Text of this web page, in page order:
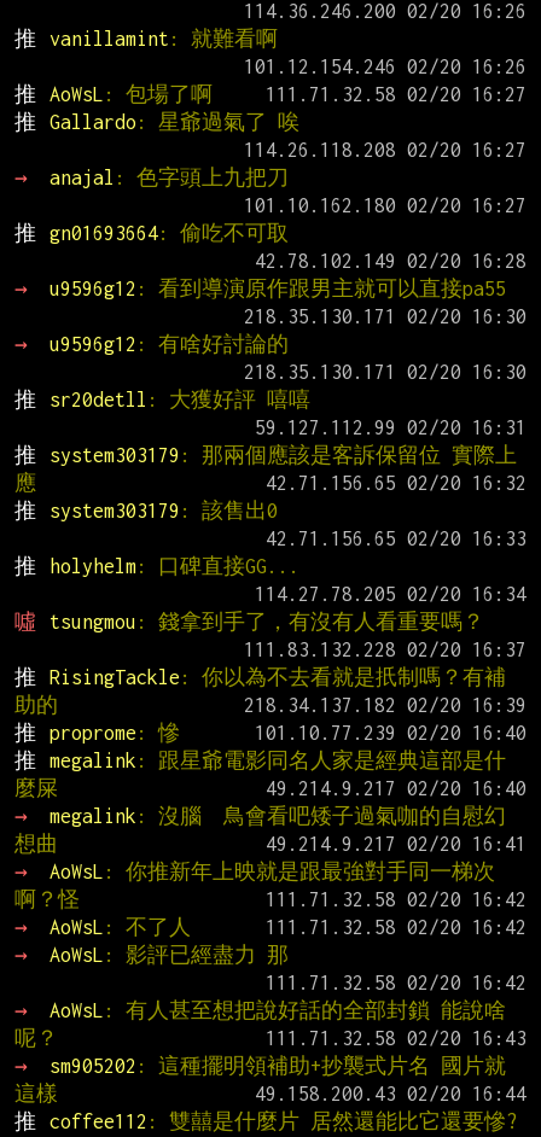
推
vanillamint : 就難看啊
推
AoWsL : 包場了啊
推
Gallardo : 星爺過氣了 唉
→
anajal : 色字頭上九把刀
推
gn01693664: 偷吃不可取
→
u9596g12 : 看到導演原作跟男主就可以直接pa55
→
u9596g12 : 有啥好討論的
推
sr20detll : 大獲好評 嘻嘻
推
system303179 : 那兩個應該是客訴保留位 實際上
應
推
system303179 : 該售出0
推
holyhelm: 口碑直接GG...
噓
tsungmou : 錢拿到手了，有沒有人看重要嗎？
推
RisingTackle : 你以為不去看就是扺制嗎？有補
助的
推
proprome : 慘
推
megalink : 跟星爺電影同名人家是經典這部是什
麼屎
→
megalink : 沒腦  鳥會看吧矮子過氣咖的自慰幻
想曲
→
AoWsL : 你推新年上映就是跟最強對手同一梯次
啊？怪
→
AoWsL : 不了人
→
AoWsL : 影評已經盡力 那
→
AoWsL : 有人甚至想把說好話的全部封鎖 能說啥
呢？
→
sm905202 : 這種擺明領補助+抄襲式片名 國片就
這樣
推
coffee112 : 雙囍是什麼片 居然還能比它還要慘?